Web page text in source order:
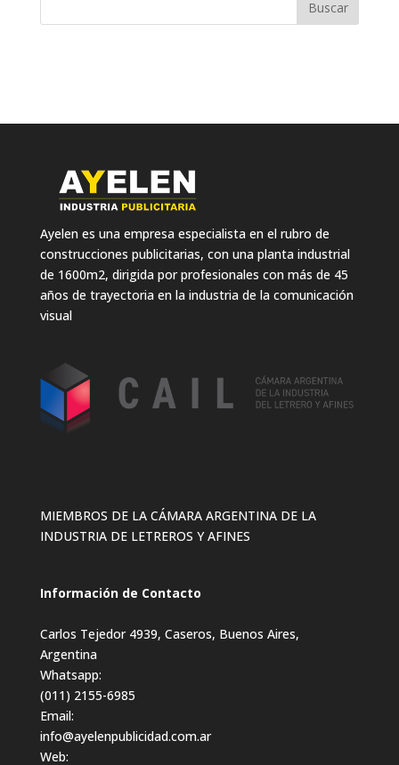
Ayelen es una empresa especialista en el rubro de
construcciones publicitarias, con una planta industrial
de 1600m2, dirigida por profesionales con más de 45
años de trayectoria en la industria de la comunicación
visual
MIEMBROS DE LA CÁMARA ARGENTINA DE LA
INDUSTRIA DE LETREROS Y AFINES
Información de Contacto
Carlos Tejedor 4939, Caseros, Buenos Aires,
Argentina
Whatsapp:
(011) 2155-6985
Email:
info@ayelenpublicidad.com.ar
Web: